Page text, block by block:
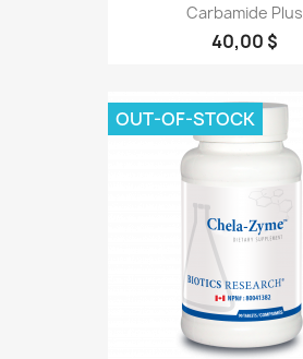
Carbamide Plus
40,00 $
OUT-OF-STOCK